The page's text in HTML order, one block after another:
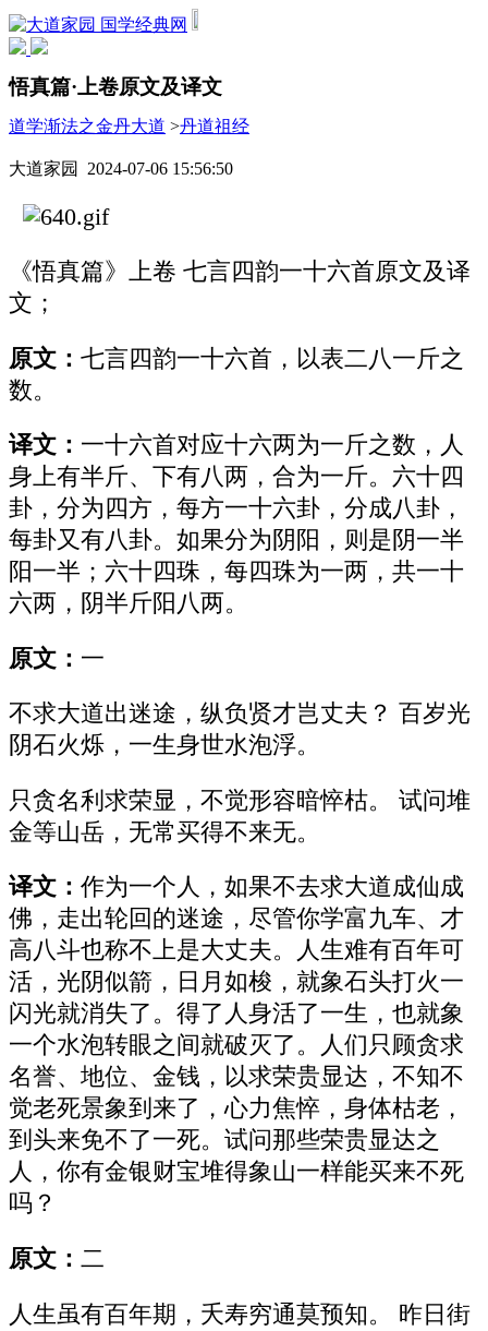
国学经典网
悟真篇·上卷原文及译文
道学渐法之金丹大道 >丹道祖经
大道家园 2024-07-06 15:56:50
《悟真篇》上卷 七言四韵一十六首原文及译
文；
原文： 七言四韵一十六首，以表二八一斤之
数。
译文： 一十六首对应十六两为一斤之数，人
身上有半斤、下有八两，合为一斤。六十四
卦，分为四方，每方一十六卦，分成八卦，
每卦又有八卦。如果分为阴阳，则是阴一半
阳一半；六十四珠，每四珠为一两，共一十
六两，阴半斤阳八两。
原文： 一
不求大道出迷途，纵负贤才岂丈夫？ 百岁光
阴石火烁，一生身世水泡浮。
只贪名利求荣显，不觉形容暗悴枯。 试问堆
金等山岳，无常买得不来无。
译文： 作为一个人，如果不去求大道成仙成
佛，走出轮回的迷途，尽管你学富九车、才
高八斗也称不上是大丈夫。人生难有百年可
活，光阴似箭，日月如梭，就象石头打火一
闪光就消失了。得了人身活了一生，也就象
一个水泡转眼之间就破灭了。人们只顾贪求
名誉、地位、金钱，以求荣贵显达，不知不
觉老死景象到来了，心力焦悴，身体枯老，
到头来免不了一死。试问那些荣贵显达之
人，你有金银财宝堆得象山一样能买来不死
吗？
原文： 二
人生虽有百年期，夭寿穷通莫预知。 昨日街